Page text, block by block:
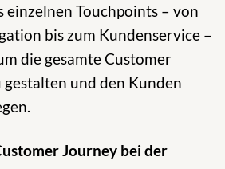
einzelnen Touchpoints – von
bis zum Kundenservice –
die gesamte Customer
und den Kunden
Journey bei der